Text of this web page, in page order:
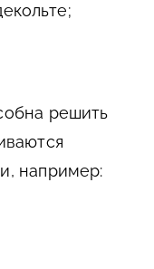
решить
например: